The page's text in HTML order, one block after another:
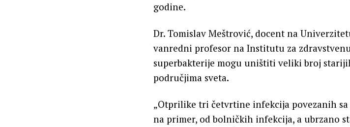
godine.
Dr. Tomislav Meštrović, docent na
vanredni profesor na Institutu za
superbakterije mogu uništiti veliki broj
područjima sveta.
„Otprilike tri četvrtine infekcija povezanih
na primer, od bolničkih infekcija, a ubrzano